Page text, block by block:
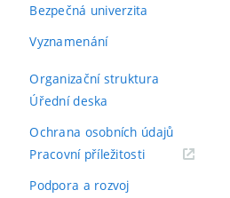
Bezpečná univerzita
Vyznamenání
Organizační struktura
Úřední deska
Ochrana osobních údajů
Pracovní příležitosti(externí
Podpora a rozvoj